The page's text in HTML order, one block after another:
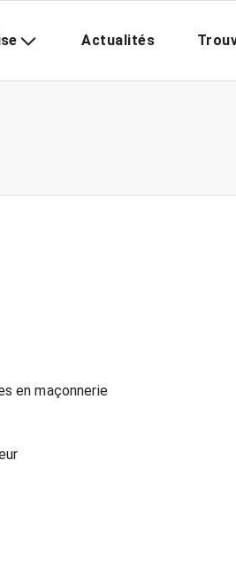
Actualités
en maçonnerie